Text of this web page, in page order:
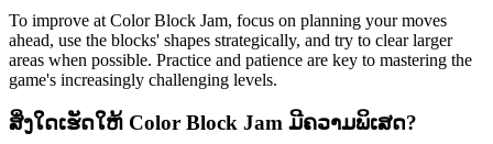
To improve at Color Block Jam, focus on planning your moves
ahead, use the blocks' shapes strategically, and try to clear larger
areas when possible. Practice and patience are key to mastering the
game's increasingly challenging levels.
ສິ່ງໃດເຮັດໃຫ້ Color Block Jam ມີຄວາມພິເສດ?